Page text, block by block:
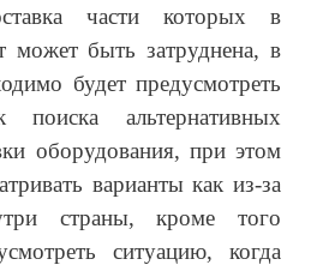
части которых в
может быть затруднена, в
будет предусмотреть
поиска альтернативных
оборудования, при этом
варианты как из-за
страны, кроме того
ситуацию, когда